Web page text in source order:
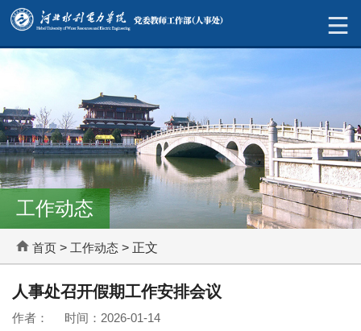
工作动态
首页 > 工作动态 > 正文
人事处召开假期工作安排会议
作者： 时间：2026-01-14